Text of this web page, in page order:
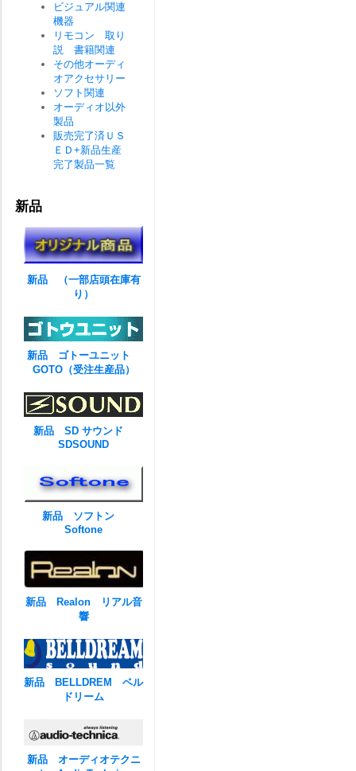
ビジュアル関連
機器
リモコン 取り
説 書籍関連
その他オーディ
オアクセサリー
ソフト関連
オーディオ以外
製品
販売完了済ＵＳ
ＥＤ+新品生産
完了製品一覧
新品
新品 （一部店頭在庫有
り）
新品 ゴトーユニット
GOTO（受注生産品）
新品 SD サウンド
SDSOUND
新品 ソフトン
Softone
新品 Realon リアル音
響
新品 BELLDREM ベル
ドリーム
新品 オーディオテクニ